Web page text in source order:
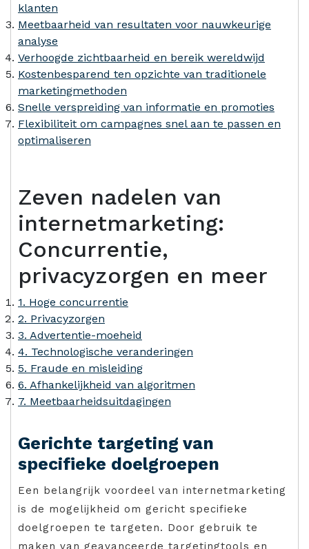
klanten
Meetbaarheid van resultaten voor nauwkeurige
analyse
Verhoogde zichtbaarheid en bereik wereldwijd
Kostenbesparend ten opzichte van traditionele
marketingmethoden
Snelle verspreiding van informatie en promoties
Flexibiliteit om campagnes snel aan te passen en
optimaliseren
Zeven nadelen van
internetmarketing:
Concurrentie,
privacyzorgen en meer
1. Hoge concurrentie
2. Privacyzorgen
3. Advertentie-moeheid
4. Technologische veranderingen
5. Fraude en misleiding
6. Afhankelijkheid van algoritmen
7. Meetbaarheidsuitdagingen
Gerichte targeting van
specifieke doelgroepen
Een belangrijk voordeel van internetmarketing
is de mogelijkheid om gericht specifieke
doelgroepen te targeten. Door gebruik te
maken van geavanceerde targetingtools en